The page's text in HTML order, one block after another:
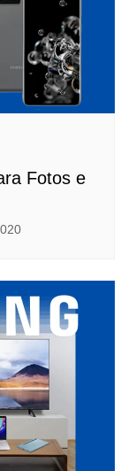
Fotos e